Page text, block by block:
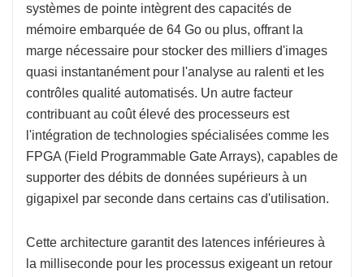
systèmes de pointe intègrent des capacités de
mémoire embarquée de 64 Go ou plus, offrant la
marge nécessaire pour stocker des milliers d'images
quasi instantanément pour l'analyse au ralenti et les
contrôles qualité automatisés. Un autre facteur
contribuant au coût élevé des processeurs est
l'intégration de technologies spécialisées comme les
FPGA (Field Programmable Gate Arrays), capables de
supporter des débits de données supérieurs à un
gigapixel par seconde dans certains cas d'utilisation.
Cette architecture garantit des latences inférieures à
la milliseconde pour les processus exigeant un retour